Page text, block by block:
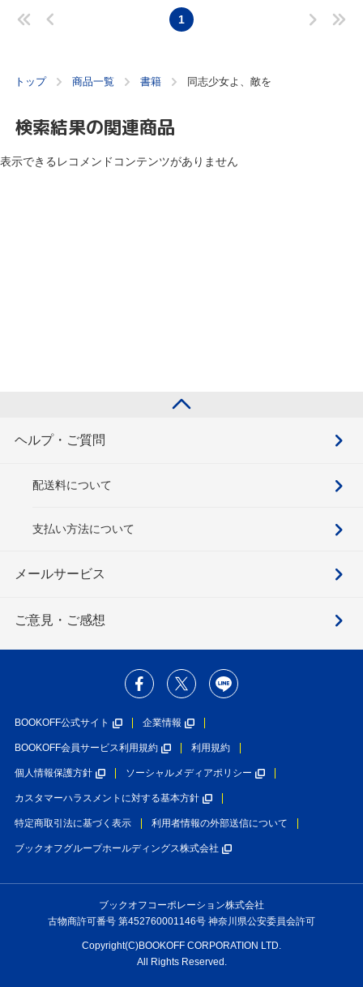
1
トップ 商品一覧 書籍 同志少女よ、敵を
検索結果の関連商品
表示できるレコメンドコンテンツがありません
ヘルプ・ご質問
配送料について
支払い方法について
メールサービス
ご意見・ご感想
BOOKOFF公式サイト 企業情報
BOOKOFF会員サービス利用規約 利用規約
個人情報保護方針 ソーシャルメディアポリシー
カスタマーハラスメントに対する基本方針
特定商取引法に基づく表示 利用者情報の外部送信について
ブックオフグループホールディングス株式会社
ブックオフコーポレーション株式会社
古物商許可番号 第452760001146号 神奈川県公安委員会許可
Copyright(C)BOOKOFF CORPORATION LTD.
All Rights Reserved.